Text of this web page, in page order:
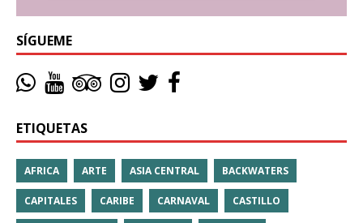
SÍGUEME
ETIQUETAS
AFRICA ARTE ASIA CENTRAL BACKWATERS
CAPITALES CARIBE CARNAVAL CASTILLO